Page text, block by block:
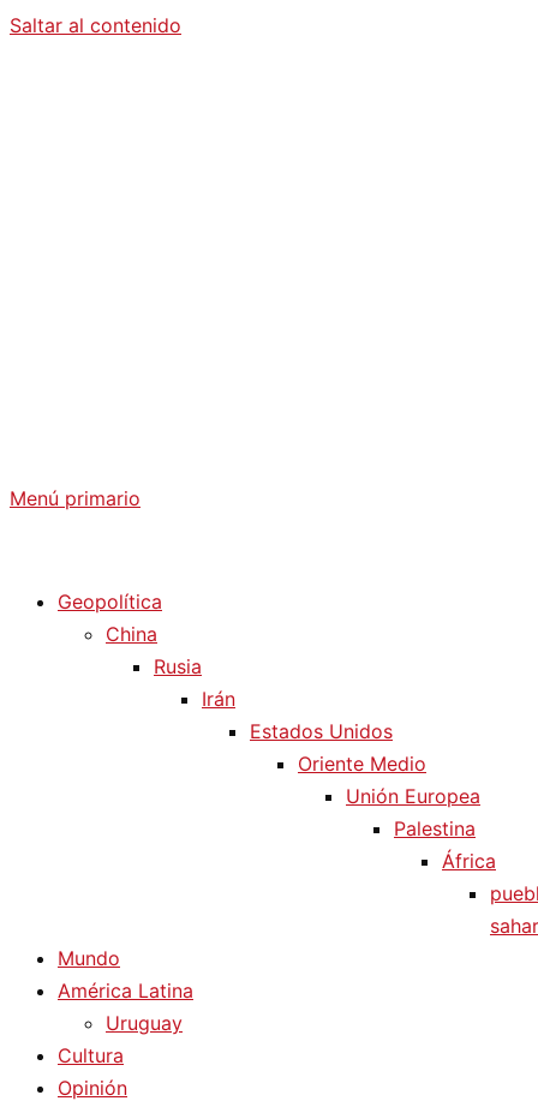
Saltar al contenido
Menú primario
Geopolítica
China
Rusia
Irán
Estados Unidos
Oriente Medio
Unión Europea
Palestina
África
Mundo
América Latina
Uruguay
Cultura
Opinión